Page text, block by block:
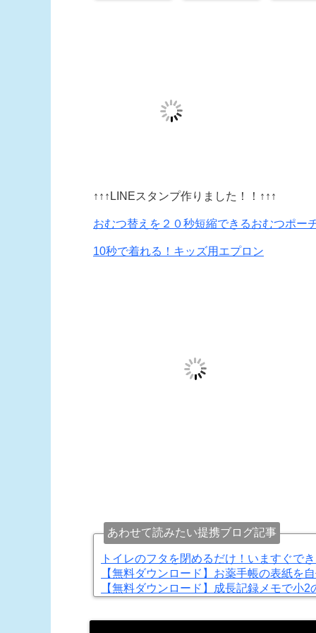
↑↑↑LINEスタンプ作りました！！↑↑↑
おむつ替えを２０秒短縮できるおむつポー
10秒で着れる！キッズ用エプロン
あわせて読みたい提携ブログ記事
トイレのフタを閉めるだけ！いますぐで
【無料ダウンロード】お薬手帳の表紙を
【無料ダウンロード】成長記録メモで小